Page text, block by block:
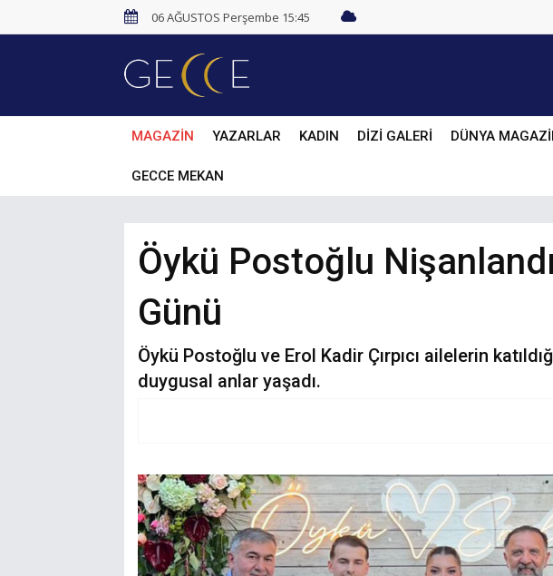
06 AĞUSTOS Perşembe 15:45
MAGAZİN YAZARLAR KADIN DİZİ GALERİ DÜNYA
GECCE MEKAN
Öykü Postoğlu
Günü
Öykü Postoğlu ve Erol Kadir Çırpıcı ailelerin
duygusal anlar yaşadı.